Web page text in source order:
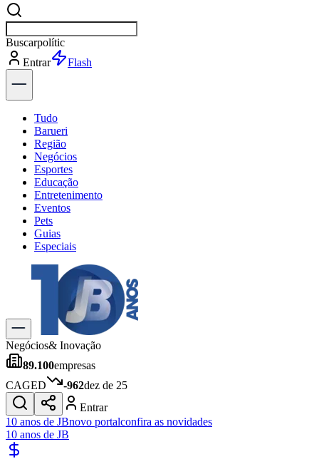
Buscarnotícia
Entrar
Explorar
Tudo
Barueri
Região
Negócios
Esportes
Educação
Entretenimento
Eventos
Pets
Guias
Especiais
Explore Tudo
Últimas Notícias
Previsão do Tempo
Trânsito e Rotas
Dia a Dia & Lazer
Gastronomia
Cinema & Shows
JogosNovo
Para Sua Empresa
Negócios& Inovação
89.100empresas
CAGED
-962dez de 25
Entrar
10 anos de JBnovo portalconfira as novidades
10 anos de JB